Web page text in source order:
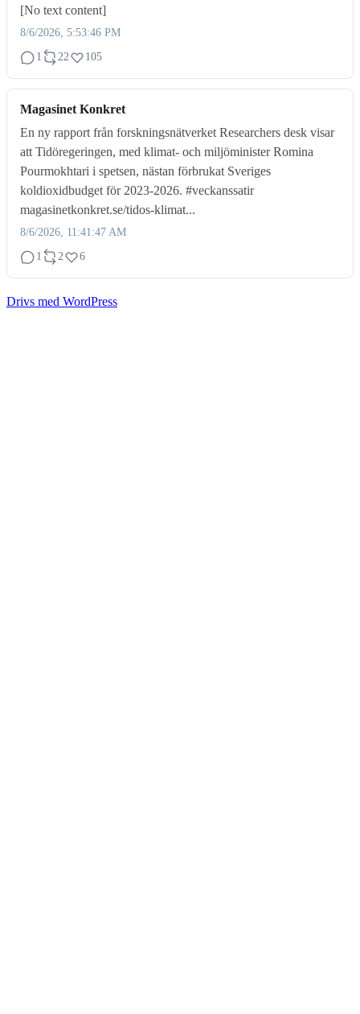
[No text content]
8/6/2026, 5:53:46 PM
1
22 105
Magasinet Konkret
En ny rapport från forskningsnätverket Researchers desk visar
att Tidöregeringen, med klimat- och miljöminister Romina
Pourmokhtari i spetsen, nästan förbrukat Sveriges
koldioxidbudget för 2023-2026. #veckanssatir
magasinetkonkret.se/tidos-klimat...
8/6/2026, 11:41:47 AM
1
2 6
Drivs med WordPress